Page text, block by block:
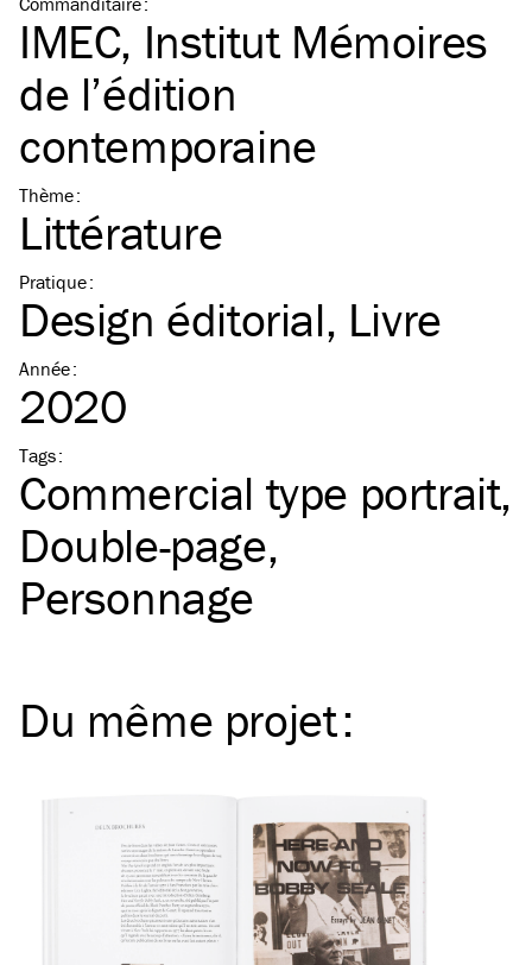
IMEC, Institut Mémoires
de l’édition
contemporaine
Thème:
Littérature
Pratique:
Design éditorial Livre
Année:
2020
Tags:
Commercial type portrait
Double-page
Personnage
Du même projet: